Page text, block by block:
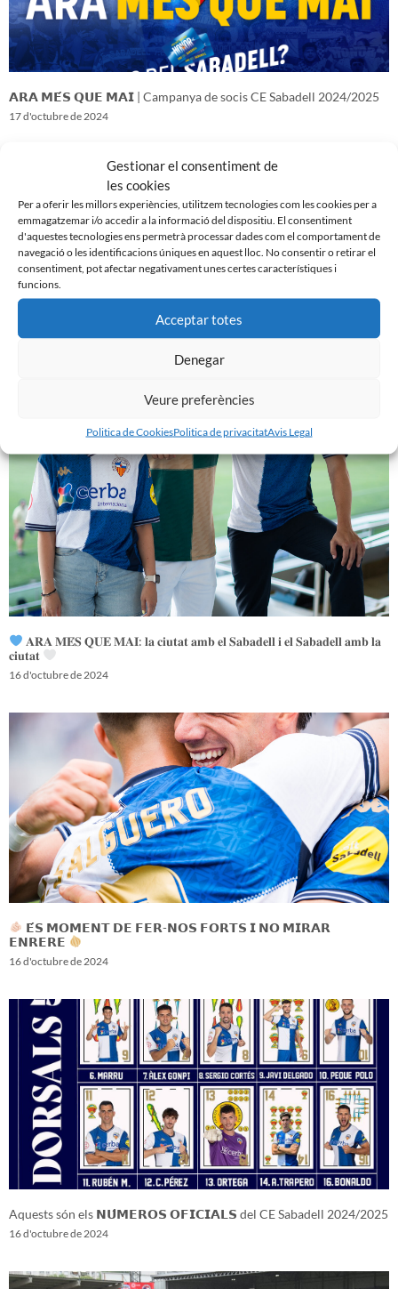
Gestionar el consentiment de
les cookies
Per a oferir les millors experiències, utilitzem tecnologies com les cookies per a
emmagatzemar i/o accedir a la informació del dispositiu. El consentiment
d'aquestes tecnologies ens permetrà processar dades com el comportament de
navegació o les identificacions úniques en aquest lloc. No consentir o retirar el
consentiment, pot afectar negativament unes certes característiques i
funcions.
Acceptar totes
Denegar
Veure preferències
Politica de CookiesPolitica de privacitatAvis Legal
𝗔𝗥𝗔 𝗠𝗘́𝗦 𝗤𝗨𝗘 𝗠𝗔𝗜 | Campanya de socis CE Sabadell 2024/2025
17 d'octubre de 2024
𝑽𝒆𝒏𝒊𝒎 𝒅’𝒖𝒏𝒂 𝒈𝒓𝒂𝒏 𝒃𝒂𝒕𝒂𝒍𝒍𝒂…𝒊 𝒂𝒏𝒆𝒎 𝒂 𝒑𝒆𝒓 𝒍𝒂 𝒔𝒆𝒈𝒖̈𝒆𝒏𝒕
𝐀𝐑𝐀 𝐌𝐄́𝐒 𝐐𝐔𝐄 𝐌𝐀𝐈: 𝐥𝐚 𝐜𝐢𝐮𝐭𝐚𝐭 𝐚𝐦𝐛 𝐞𝐥 𝐒𝐚𝐛𝐚𝐝𝐞𝐥𝐥 𝐢 𝐞𝐥 𝐒𝐚𝐛𝐚𝐝𝐞𝐥𝐥 𝐚𝐦𝐛 𝐥𝐚
𝐜𝐢𝐮𝐭𝐚𝐭
16 d'octubre de 2024
𝗘́𝗦 𝗠𝗢𝗠𝗘𝗡𝗧 𝗗𝗘 𝗙𝗘𝗥-𝗡𝗢𝗦 𝗙𝗢𝗥𝗧𝗦 𝗜 𝗡𝗢 𝗠𝗜𝗥𝗔𝗥
𝗘𝗡𝗥𝗘𝗥𝗘
16 d'octubre de 2024
Aquests són els 𝗡𝗨́𝗠𝗘𝗥𝗢𝗦 𝗢𝗙𝗜𝗖𝗜𝗔𝗟𝗦 del CE Sabadell 2024/2025
16 d'octubre de 2024